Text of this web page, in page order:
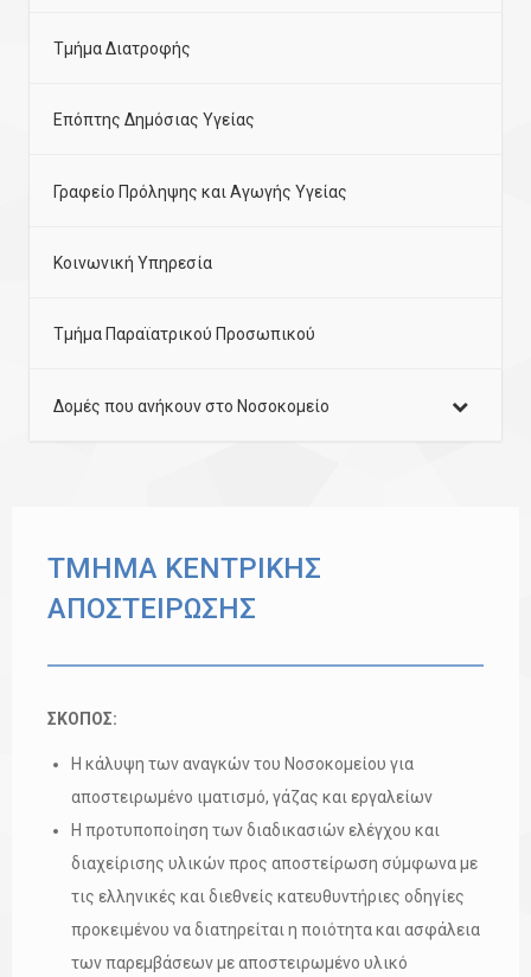
Τμήμα Διατροφής
Επόπτης Δημόσιας Υγείας
Γραφείο Πρόληψης και Αγωγής Υγείας
Κοινωνική Υπηρεσία
Τμήμα Παραϊατρικού Προσωπικού
Δομές που ανήκουν στο Νοσοκομείο
ΤΜΗΜΑ ΚΕΝΤΡΙΚΗΣ
ΑΠΟΣΤΕΙΡΩΣΗΣ
ΣΚΟΠΟΣ:
Η κάλυψη των αναγκών του Νοσοκομείου για
αποστειρωμένο ιματισμό, γάζας και εργαλείων
Η προτυποποίηση των διαδικασιών ελέγχου και
διαχείρισης υλικών προς αποστείρωση σύμφωνα με
τις ελληνικές και διεθνείς κατευθυντήριες οδηγίες
προκειμένου να διατηρείται η ποιότητα και ασφάλεια
των παρεμβάσεων με αποστειρωμένο υλικό